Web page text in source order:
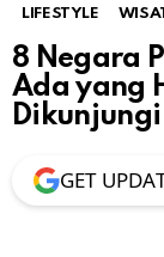
LIFESTYLE
8 Negara
Ada yang
Dikunjungi
GET